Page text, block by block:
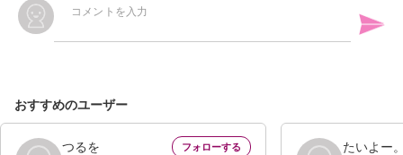
おすすめのユーザー
つるを たいよー